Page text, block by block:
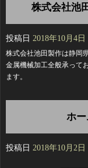
株式会社池
投稿日 2018年10月4日
株式会社池田製作は静岡
金属機械加工全般承って
ます。
ホ
投稿日 2018年10月2日